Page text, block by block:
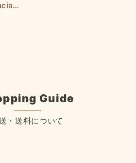
Guide
・送料について